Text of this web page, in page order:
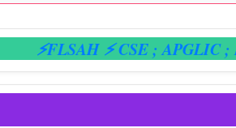
⚡FLSAH ⚡ CSE; APGLIC; E-